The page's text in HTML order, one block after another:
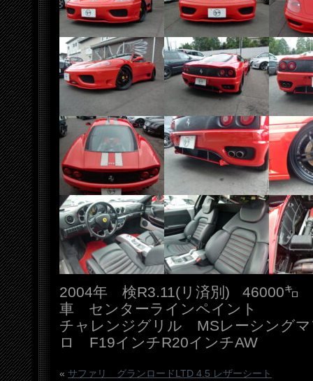
2004年 検R3.11(リ済別) 46000㌔
車 センターラインペイント
チャレンジグリル MSレーシング
ロ F19インチR20インチAW
« サファリ グランロードLTD 4.5 レザーシート